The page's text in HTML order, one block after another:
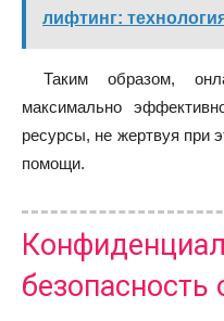
лифтинг:
Таким образом,
максимально
ресурсы, не жертвуя при
помощи.
безопасность